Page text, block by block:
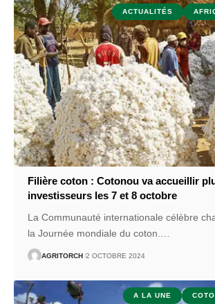
ACTUALITÉS
Filière coton : Cotonou va accueillir
investisseurs les 7 et 8 octobre
La Communauté internationale célèbre
la Journée mondiale du coton.
AGRITORCH 2 OCTOBRE 2024
A LA UNE